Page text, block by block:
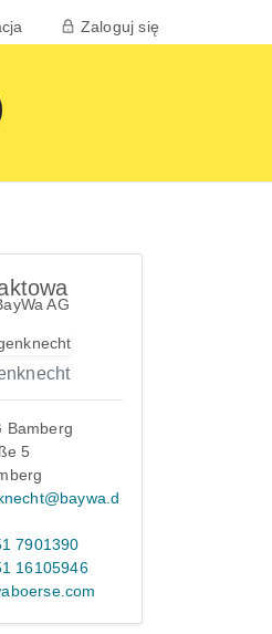
Zaloguj się
AG
Bamberg
5
7901390
16105946